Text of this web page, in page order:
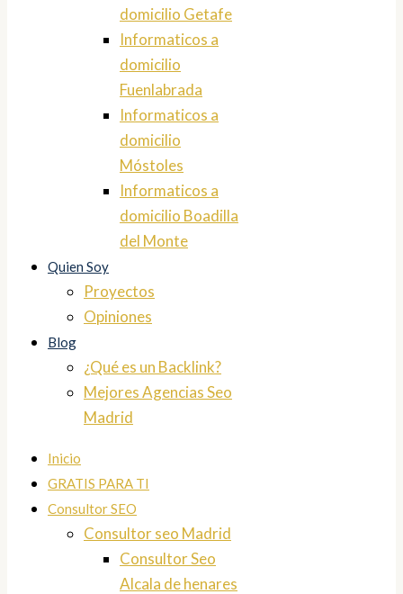
domicilio Getafe
Informaticos a
domicilio
Fuenlabrada
Informaticos a
domicilio
Móstoles
Informaticos a
domicilio Boadilla
del Monte
Quien Soy
Proyectos
Opiniones
Blog
¿Qué es un Backlink?
Mejores Agencias Seo
Madrid
Inicio
GRATIS PARA TI
Consultor SEO
Consultor seo Madrid
Consultor Seo
Alcala de henares